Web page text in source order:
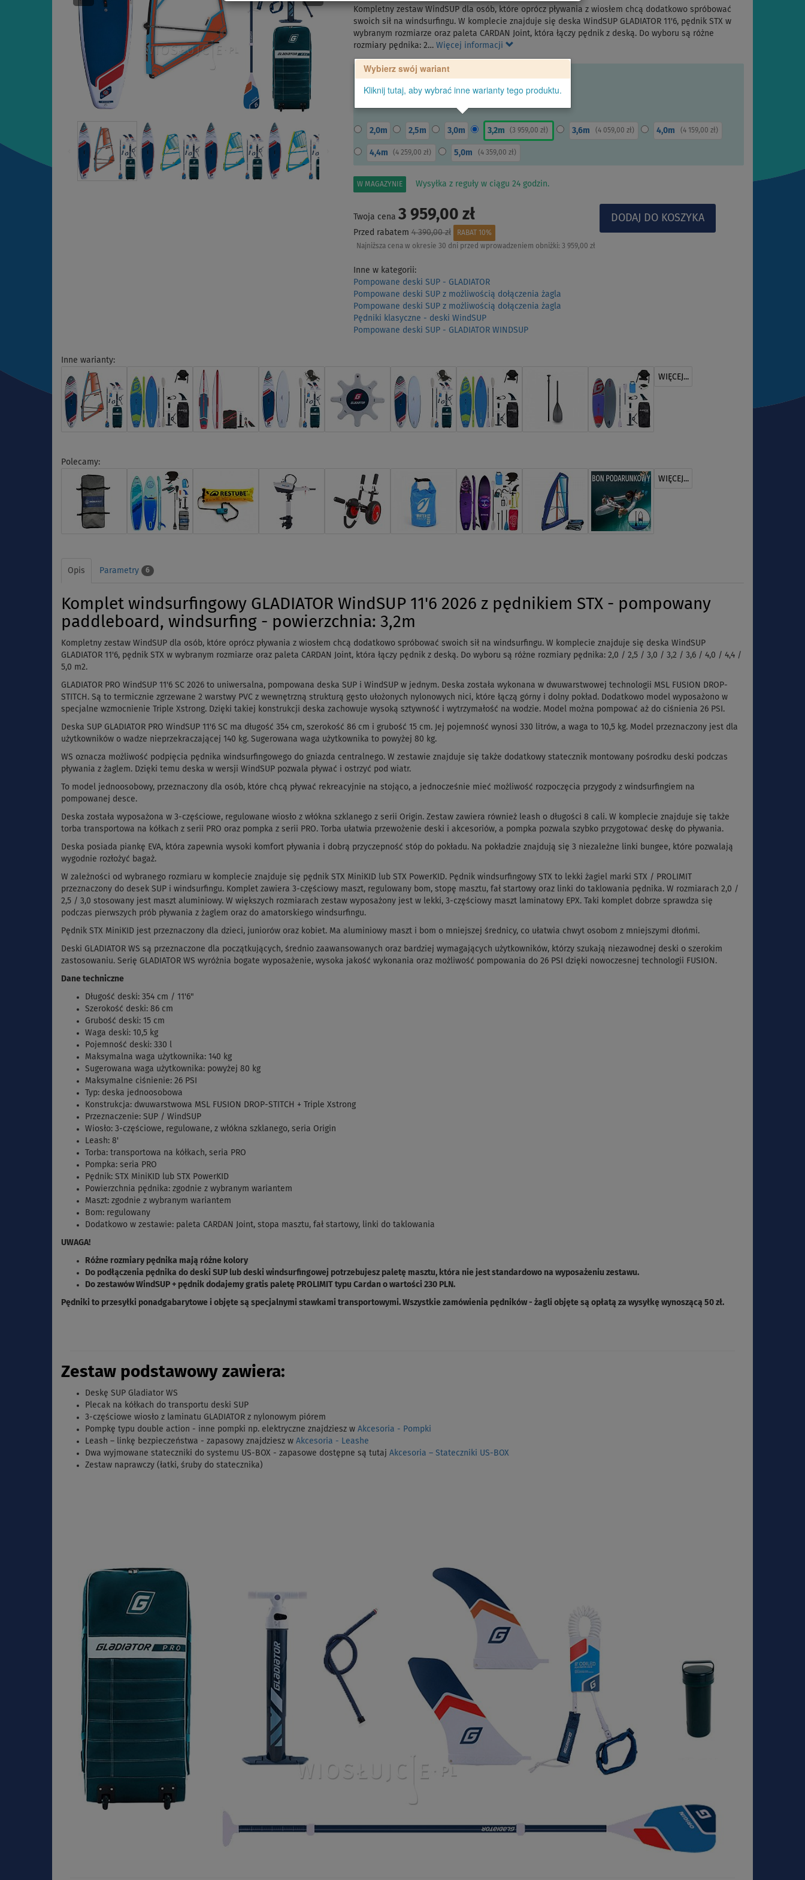
Kompletny zestaw WindSUP dla osób, które oprócz pływania z wiosłem chcą dodatkowo spróbować
swoich sił na windsurfingu. W komplecie znajduje się deska WindSUP GLADIATOR 11'6, pędnik STX w
wybranym rozmiarze oraz paleta CARDAN Joint, która łączy pędnik z deską. Do wyboru są różne
rozmiary pędnika: 2… Więcej informacji
Wybierz swój wariant
Kliknij tutaj, aby wybrać inne warianty tego produktu.
2,0m 2,5m 3,0m 3,2m (3 959,00 zł) 3,6m (4 059,00 zł) 4,0m (4 159,00 zł)
4,4m (4 259,00 zł) 5,0m (4 359,00 zł)
W MAGAZYNIE Wysyłka z reguły w ciągu 24 godzin.
Twoja cena 3 959,00 zł
Przed rabatem4 390,00 zł
RABAT 10%
Najniższa cena w okresie 30 dni przed wprowadzeniem obniżki:3 959,00 zł
Inne w kategorii:
Pompowane deski SUP - GLADIATOR
Pompowane deski SUP z możliwością dołączenia żagla
Pompowane deski SUP z możliwością dołączenia żagla
Pędniki klasyczne - deski WindSUP
Pompowane deski SUP - GLADIATOR WINDSUP
Inne warianty:
WIĘCEJ...
Polecamy:
WIĘCEJ...
Opis Parametry 6
Komplet windsurfingowy GLADIATOR WindSUP 11'6 2026 z pędnikiem STX - pompowany
paddleboard, windsurfing - powierzchnia: 3,2m
Kompletny zestaw WindSUP dla osób, które oprócz pływania z wiosłem chcą dodatkowo spróbować swoich sił na windsurfingu. W komplecie znajduje się deska WindSUP
GLADIATOR 11'6, pędnik STX w wybranym rozmiarze oraz paleta CARDAN Joint, która łączy pędnik z deską. Do wyboru są różne rozmiary pędnika: 2,0 / 2,5 / 3,0 / 3,2 / 3,6 / 4,0 / 4,4 /
5,0 m2.
GLADIATOR PRO WindSUP 11'6 SC 2026 to uniwersalna, pompowana deska SUP i WindSUP w jednym. Deska została wykonana w dwuwarstwowej technologii MSL FUSION DROP-
STITCH. Są to termicznie zgrzewane 2 warstwy PVC z wewnętrzną strukturą gęsto ułożonych nylonowych nici, które łączą górny i dolny pokład. Dodatkowo model wyposażono w
specjalne wzmocnienie Triple Xstrong. Dzięki takiej konstrukcji deska zachowuje wysoką sztywność i wytrzymałość na wodzie. Model można pompować aż do ciśnienia 26 PSI.
Deska SUP GLADIATOR PRO WindSUP 11'6 SC ma długość 354 cm, szerokość 86 cm i grubość 15 cm. Jej pojemność wynosi 330 litrów, a waga to 10,5 kg. Model przeznaczony jest dla
użytkowników o wadze nieprzekraczającej 140 kg. Sugerowana waga użytkownika to powyżej 80 kg.
WS oznacza możliwość podpięcia pędnika windsurfingowego do gniazda centralnego. W zestawie znajduje się także dodatkowy statecznik montowany pośrodku deski podczas
pływania z żaglem. Dzięki temu deska w wersji WindSUP pozwala pływać i ostrzyć pod wiatr.
To model jednoosobowy, przeznaczony dla osób, które chcą pływać rekreacyjnie na stojąco, a jednocześnie mieć możliwość rozpoczęcia przygody z windsurfingiem na
pompowanej desce.
Deska została wyposażona w 3-częściowe, regulowane wiosło z włókna szklanego z serii Origin. Zestaw zawiera również leash o długości 8 cali. W komplecie znajduje się także
torba transportowa na kółkach z serii PRO oraz pompka z serii PRO. Torba ułatwia przewożenie deski i akcesoriów, a pompka pozwala szybko przygotować deskę do pływania.
Deska posiada piankę EVA, która zapewnia wysoki komfort pływania i dobrą przyczepność stóp do pokładu. Na pokładzie znajdują się 3 niezależne linki bungee, które pozwalają
wygodnie rozłożyć bagaż.
W zależności od wybranego rozmiaru w komplecie znajduje się pędnik STX MiniKID lub STX PowerKID. Pędnik windsurfingowy STX to lekki żagiel marki STX / PROLIMIT
przeznaczony do desek SUP i windsurfingu. Komplet zawiera 3-częściowy maszt, regulowany bom, stopę masztu, fał startowy oraz linki do taklowania pędnika. W rozmiarach 2,0 /
2,5 / 3,0 stosowany jest maszt aluminiowy. W większych rozmiarach zestaw wyposażony jest w lekki, 3-częściowy maszt laminatowy EPX. Taki komplet dobrze sprawdza się
podczas pierwszych prób pływania z żaglem oraz do amatorskiego windsurfingu.
Pędnik STX MiniKID jest przeznaczony dla dzieci, juniorów oraz kobiet. Ma aluminiowy maszt i bom o mniejszej średnicy, co ułatwia chwyt osobom z mniejszymi dłońmi.
Deski GLADIATOR WS są przeznaczone dla początkujących, średnio zaawansowanych oraz bardziej wymagających użytkowników, którzy szukają niezawodnej deski o szerokim
zastosowaniu. Serię GLADIATOR WS wyróżnia bogate wyposażenie, wysoka jakość wykonania oraz możliwość pompowania do 26 PSI dzięki nowoczesnej technologii FUSION.
Dane techniczne
Długość deski: 354 cm / 11'6"
Szerokość deski: 86 cm
Grubość deski: 15 cm
Waga deski: 10,5 kg
Pojemność deski: 330 l
Maksymalna waga użytkownika: 140 kg
Sugerowana waga użytkownika: powyżej 80 kg
Maksymalne ciśnienie: 26 PSI
Typ: deska jednoosobowa
Konstrukcja: dwuwarstwowa MSL FUSION DROP-STITCH + Triple Xstrong
Przeznaczenie: SUP / WindSUP
Wiosło: 3-częściowe, regulowane, z włókna szklanego, seria Origin
Leash: 8'
Torba: transportowa na kółkach, seria PRO
Pompka: seria PRO
Pędnik: STX MiniKID lub STX PowerKID
Powierzchnia pędnika: zgodnie z wybranym wariantem
Maszt: zgodnie z wybranym wariantem
Bom: regulowany
Dodatkowo w zestawie: paleta CARDAN Joint, stopa masztu, fał startowy, linki do taklowania
UWAGA!
Różne rozmiary pędnika mają różne kolory
Do podłączenia pędnika do deski SUP lub deski windsurfingowej potrzebujesz paletę masztu, która nie jest standardowo na wyposażeniu zestawu.
Do zestawów WindSUP + pędnik dodajemy gratis paletę PROLIMIT typu Cardan o wartości 230 PLN.
Pędniki to przesyłki ponadgabarytowe i objęte są specjalnymi stawkami transportowymi. Wszystkie zamówienia pędników - żagli objęte są opłatą za wysyłkę wynoszącą 50 zł.
Zestaw podstawowy zawiera:
Deskę SUP Gladiator WS
Plecak na kółkach do transportu deski SUP
3-częściowe wiosło z laminatu GLADIATOR z nylonowym piórem
Pompkę typu double action - inne pompki np. elektryczne znajdziesz w Akcesoria - Pompki
Leash – linkę bezpieczeństwa - zapasowy znajdziesz w Akcesoria - Leashe
Dwa wyjmowane stateczniki do systemu US-BOX - zapasowe dostępne są tutaj Akcesoria – Stateczniki US-BOX
Zestaw naprawczy (łatki, śruby do statecznika)